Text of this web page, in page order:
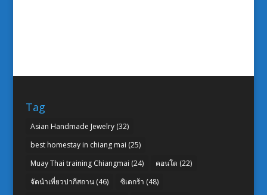
Tag
Asian Handmade Jewelry(32)
best homestay in chiang mai (25)
Muay Thai training Chiangmai (24) คอนโด (22)
จัดนำเที่ยวปากีสถาน(46) ซิเดกร้า (48)